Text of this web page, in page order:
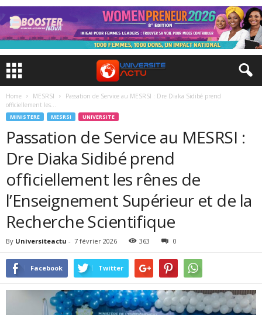
Home MESRSI
Passation de Service au MESRSI : Dre Diaka Sidibé prend
officiellement les...
MINISTERE MESRSI UNIVERSITE
Passation de Service au MESRSI :
Dre Diaka Sidibé prend
officiellement les rênes de
l’Enseignement Supérieur et de la
Recherche Scientifique
By Universiteactu - 7 février 2026 363 0
Facebook Twitter